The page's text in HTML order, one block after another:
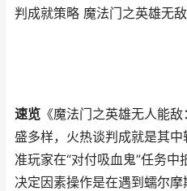
判成就策略 魔法门之英雄无
速览 《魔法门之英雄无人能
盛多样，火热谈判成就是其
准玩家在“对付吸血鬼”任务中
决定因素操作是在遇到蠕尔